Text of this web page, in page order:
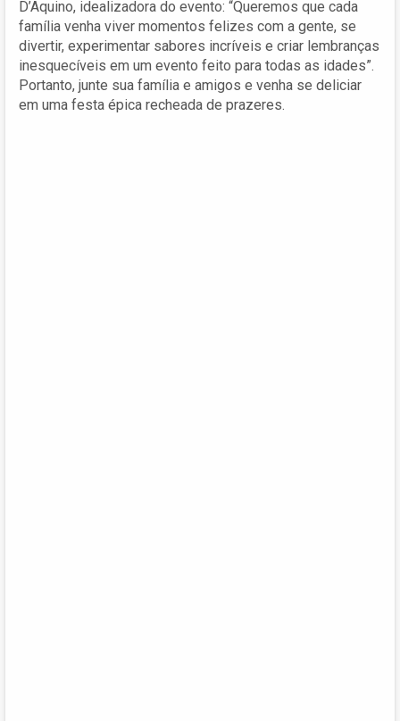
D’Aquino, idealizadora do evento: “Queremos que cada
família venha viver momentos felizes com a gente, se
divertir, experimentar sabores incríveis e criar lembranças
inesquecíveis em um evento feito para todas as idades”.
Portanto, junte sua família e amigos e venha se deliciar
em uma festa épica recheada de prazeres.